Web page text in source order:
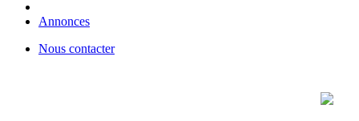
Annonces
Nous contacter